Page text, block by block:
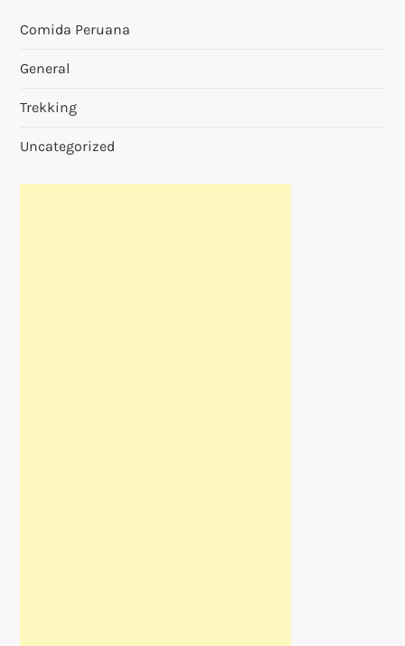
Comida Peruana
General
Trekking
Uncategorized